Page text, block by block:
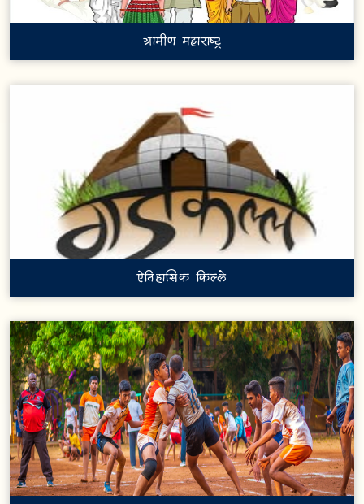
ग्रामीण महाराष्ट्र
ऐतिहासिक किल्ले